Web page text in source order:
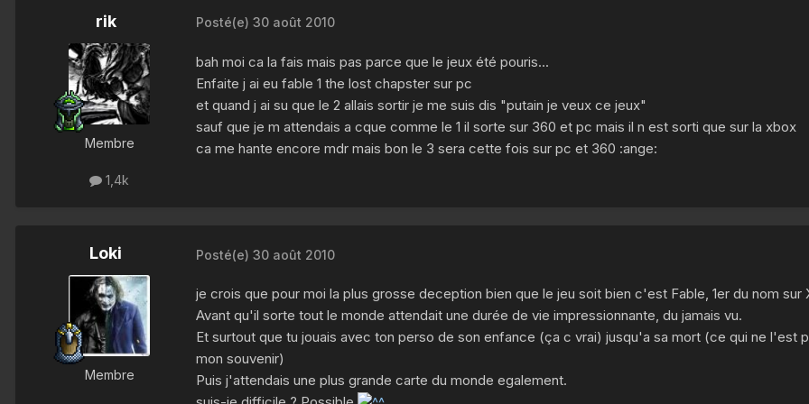
rik
Membre
1,4k
Posté(e) 30 août 2010
bah moi ca la fais mais pas parce que le jeux été pouris...
Enfaite j ai eu fable 1 the lost chapster sur pc
et quand j ai su que le 2 allais sortir je me suis dis "putain je veux ce jeux"
sauf que je m attendais a cque comme le 1 il sorte sur 360 et pc mais il n est sorti que sur la xbox
ca me hante encore mdr mais bon le 3 sera cette fois sur pc et 360 :ange:
Loki
Membre
Posté(e) 30 août 2010
je crois que pour moi la plus grosse deception bien que le jeu soit bien c'est Fable, 1er du nom sur
Avant qu'il sorte tout le monde attendait une durée de vie impressionnante, du jamais vu.
Et surtout que tu jouais avec ton perso de son enfance (ça c vrai) jusqu'a sa mort (ce qui ne l'est
mon souvenir)
Puis j'attendais une plus grande carte du monde egalement.